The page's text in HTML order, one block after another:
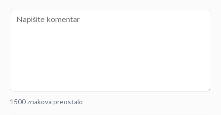
1500 znakova preostalo